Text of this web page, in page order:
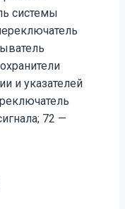
системы
и указателей
72 —